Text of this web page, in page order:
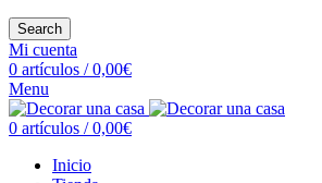
Search
Mi cuenta
0 artículos / 0,00€
Menu
0 artículos / 0,00€
Inicio